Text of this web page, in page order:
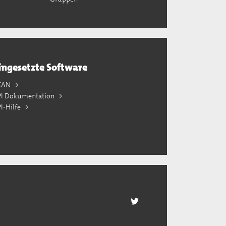
Software
Dokumentation
Hilfe